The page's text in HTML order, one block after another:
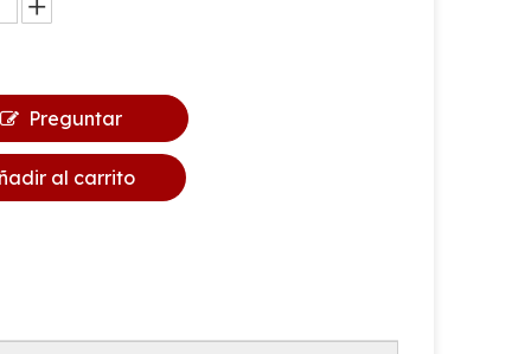
Preguntar
al carrito